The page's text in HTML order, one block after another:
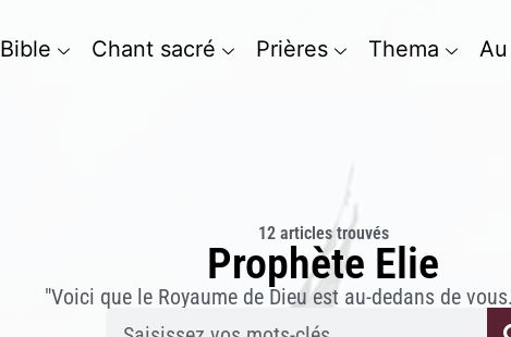
Bible Chant sacré Prières Thema
12 articles trouvés
Prophète Elie
"Voici que le Royaume de Dieu est au-dedans de